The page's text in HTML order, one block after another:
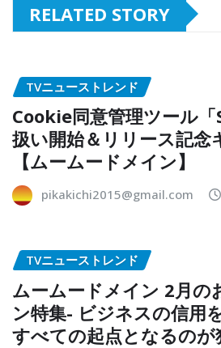
RELATED STORY
TVニューストレンド
Cookie同意管理ツール「
扱い開始＆リリース記念
【ムームードメイン】
pikakichi2015@gmail.com
TVニューストレンド
ムームードメイン 2月の
ン特集- ビジネスの信
すべての起点となるのが